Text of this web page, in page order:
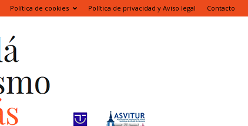
Política de cookies Política de privacidad y Aviso legal Contacto